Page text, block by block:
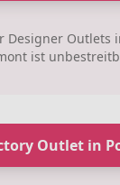
Designer Outlets
ist
Outlet in